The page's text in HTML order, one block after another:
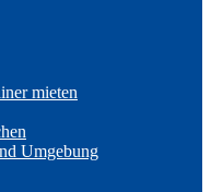
mieten
Umgebung